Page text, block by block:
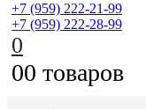
+7 (959) 222-21-99
+7 (959) 222-28-99
0
00 товаров